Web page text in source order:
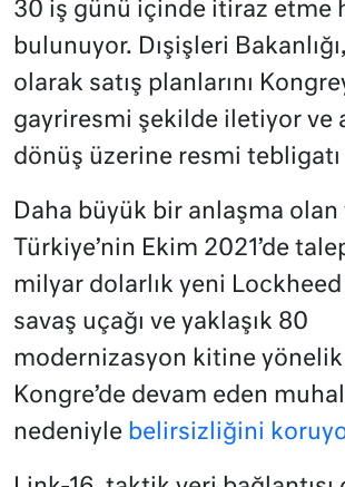
30 iş günü içinde itiraz etme
bulunuyor. Dışişleri
olarak satış planlarını
gayriresmi şekilde iletiyor ve
dönüş üzerine resmi tebligatı
Daha büyük bir anlaşma olan
Türkiye’nin Ekim 2021’de
milyar dolarlık yeni
savaş uçağı ve yaklaşık 80
modernizasyon kitine yönelik
Kongre’de devam eden
nedeniyle belirsizliğini